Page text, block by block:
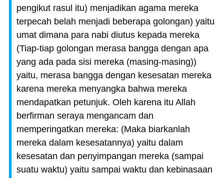
pengikut rasul itu) menjadikan agama mereka
terpecah belah menjadi beberapa golongan) yaitu
umat dimana para nabi diutus kepada mereka
(Tiap-tiap golongan merasa bangga dengan apa
yang ada pada sisi mereka (masing-masing))
yaitu, merasa bangga dengan kesesatan mereka
karena mereka menyangka bahwa mereka
mendapatkan petunjuk. Oleh karena itu Allah
berfirman seraya mengancam dan
memperingatkan mereka: (Maka biarkanlah
mereka dalam kesesatannya) yaitu dalam
kesesatan dan penyimpangan mereka (sampai
suatu waktu) yaitu sampai waktu dan kebinasaan